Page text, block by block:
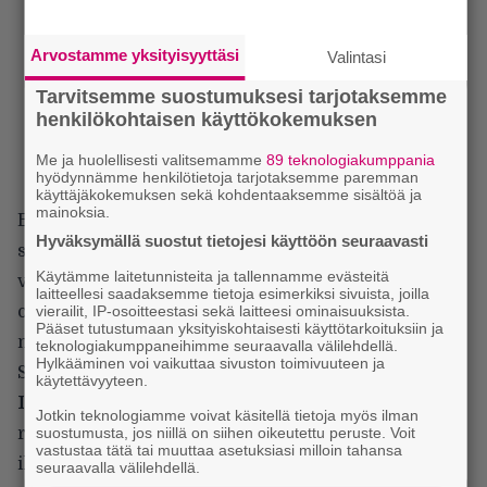
Brittieliitti pelkäsi, että kaunis, lahjakas, villi ja
suodattamaton artisti vaikuttaisi heidän tyttäriinsä,
vaimoihinsa ja äiteihinsä negatiivisesti – ja
oikeassahan he olivat. Olisihan se kauheaa, jos
nainen ajattelisi itsenäisesti ja toimisi kuten haluaa.
Seksi ja äly ovat yhdessä vaarallinen paketti.
Iain Forsythin
rakennettu hauskasti. Sitä varten on perustettu
ikään kuin George Orwellin hengessä
Arvostamme yksityisyyttäsi Valintasi
Tarvitsemme suostumuksesi tarjotaksemme
henkilökohtaisen käyttökokemuksen
Me ja huolellisesti valitsemamme 89 teknologiakumppania
hyödynnämme henkilötietoja tarjotaksemme paremman
käyttäjäkokemuksen sekä kohdentaaksemme sisältöä ja
mainoksia.
Hyväksymällä suostut tietojesi käyttöön seuraavasti
Käytämme laitetunnisteita ja tallennamme evästeitä
laitteellesi saadaksemme tietoja esimerkiksi sivuista, joilla
vierailit, IP-osoitteestasi sekä laitteesi ominaisuuksista.
Pääset tutustumaan yksityiskohtaisesti käyttötarkoituksiin ja
teknologiakumppaneihimme seuraavalla välilehdellä.
Hylkääminen voi vaikuttaa sivuston toimivuuteen ja
käytettävyyteen.
Jotkin teknologiamme voivat käsitellä tietoja myös ilman
suostumusta, jos niillä on siihen oikeutettu peruste. Voit
vastustaa tätä tai muuttaa asetuksiasi milloin tahansa
seuraavalla välilehdellä.